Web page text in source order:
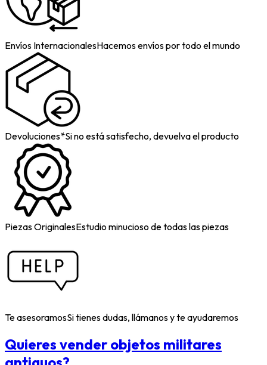
Envíos InternacionalesHacemos envíos por todo el mundo
Devoluciones*Si no está satisfecho, devuelva el producto
Piezas OriginalesEstudio minucioso de todas las piezas
Te asesoramosSi tienes dudas, llámanos y te ayudaremos
Quieres vender objetos militares